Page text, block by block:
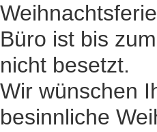
Büro ist bis
nicht besetzt.
Wir wünschen
besinnliche